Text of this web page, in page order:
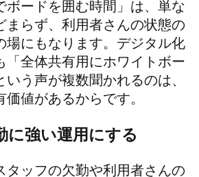
ボードを囲む時間」は、単な
まらず、利用者さんの状態の
場にもなります。デジタル化
「全体共有用にホワイトボー
いう声が複数聞かれるのは、
値があるからです。
に強い運用にする
タッフの欠勤や利用者さんの